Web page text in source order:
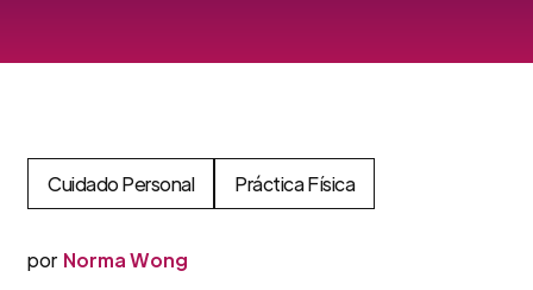
Cuidado Personal Práctica Física
por Norma Wong